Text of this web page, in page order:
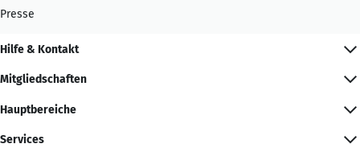
Presse
Hilfe & Kontakt
Mitgliedschaften
Hauptbereiche
Services